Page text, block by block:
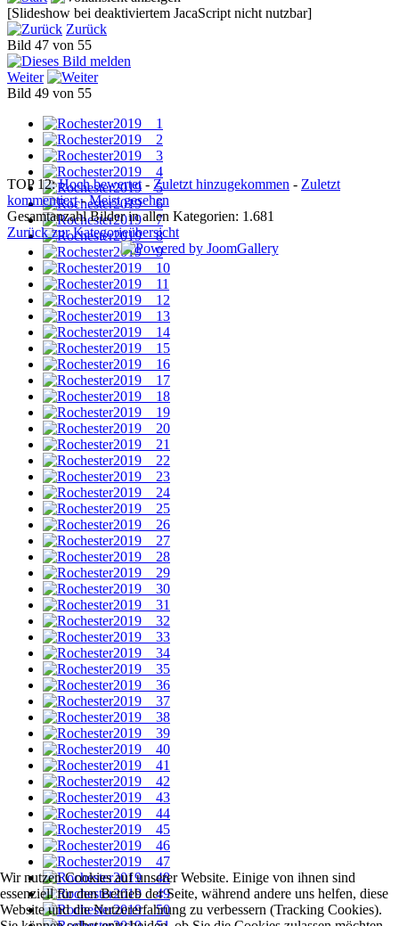
[Slideshow bei deaktiviertem JacaScript nicht nutzbar]
Zurück
Bild 47 von 55
Weiter
Bild 49 von 55
TOP 12:Hoch bewertet - Zuletzt hinzugekommen - Zuletzt
kommentiert-Meist gesehen
Gesamtanzahl Bilder in allen Kategorien: 1.681
Zurück zur Kategorieübersicht
Wir nutzen Cookies auf unserer Website. Einige von ihnen sind
essenziell für den Betrieb der Seite, während andere uns helfen, diese
Website und die Nutzererfahrung zu verbessern (Tracking Cookies).